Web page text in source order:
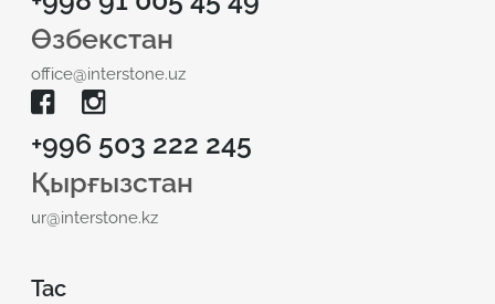
Өзбекстан
office@interstone.uz
+996 503 222 245
Қырғызстан
ur@interstone.kz
Тас